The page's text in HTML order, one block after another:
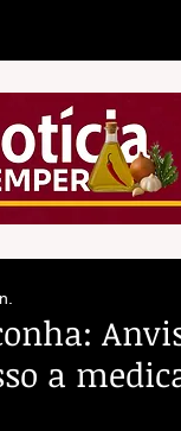
a